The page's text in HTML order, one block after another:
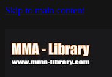
Skip to main content